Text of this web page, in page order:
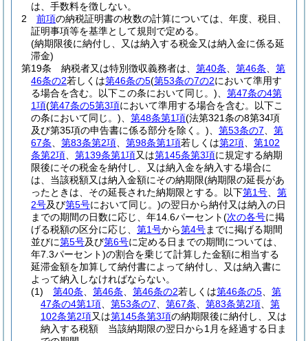
は、手数料を徴しない。
2
前項の納税証明書の枚数の計算については、年度、税目、
証明事項等を基準として規則で定める。
(納期限後に納付し、又は納入する税金又は納入金に係る延
滞金)
第19条
納税者又は特別徴収義務者は、 第40条 第46条
第
46条の2若しくは第46条の5(第53条の7の2において準用す
る場合を含む。以下この条において同じ。)
第47条の4第
1項(第47条の5第3項において準用する場合を含む。以下こ
の条において同じ。)
第48条第1項(法第321条の8第34項
及び第35項の申告書に係る部分を除く。)
第53条の7
第
67条
第83条第2項 第98条第1項若しくは第2項
第102
条第2項
第139条第1項又は第145条第3項に規定する納期
限後にその税金を納付し、又は納入金を納入する場合に
は、当該税額又は納入金額にその納期限(納期限の延長があ
ったときは、その延長された納期限とする。以下第1号
第
2号及び第5号において同じ。)の翌日から納付又は納入の日
までの期間の日数に応じ、年14.6パーセント(次の各号に掲
げる税額の区分に応じ、 第1号から第4号までに掲げる期間
並びに第5号及び第6号に定める日までの期間については、
年7.3パーセント)の割合を乗じて計算した金額に相当する
延滞金額を加算して納付書によって納付し、又は納入書に
よって納入しなければならない。
(1)
第40条 第46条 第46条の2若しくは第46条の5
第
47条の4第1項
第53条の7 第67条 第83条第2項
第
102条第2項又は第145条第3項の納期限後に納付し、又は
納入する税額 当該納期限の翌日から1月を経過する日ま